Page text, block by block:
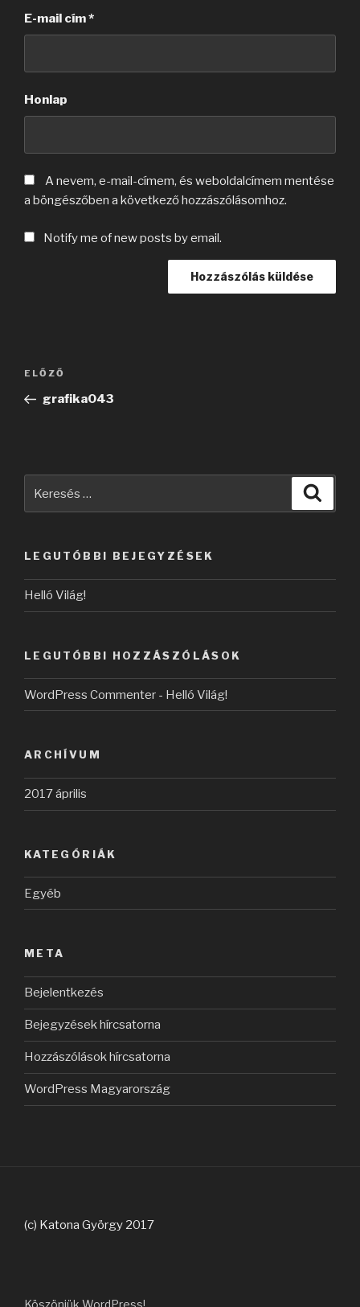
E-mail cím*
Honlap
A nevem, e-mail-címem, és weboldalcímem mentése
a böngészőben a következő hozzászólásomhoz.
Notify me of new posts by email.
Bejegyzés
Korábbi
bejegyzés
ELŐZŐ
grafika043
LEGUTÓBBI BEJEGYZÉSEK
Helló Világ!
LEGUTÓBBI HOZZÁSZÓLÁSOK
WordPress Commenter - Helló Világ!
ARCHÍVUM
2017 április
KATEGÓRIÁK
Egyéb
META
Bejelentkezés
Bejegyzések hírcsatorna
Hozzászólások hírcsatorna
WordPress Magyarország
(c) Katona György 2017
Köszönjük WordPress!